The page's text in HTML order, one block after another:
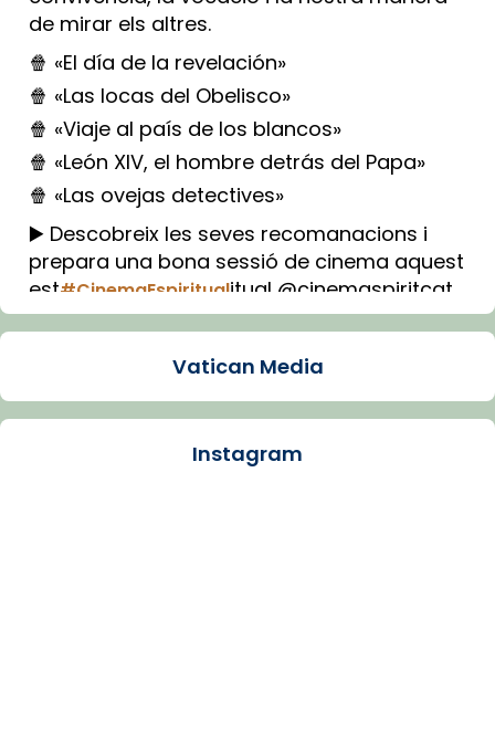
de mirar els altres.
🍿 «El día de la revelación»
🍿 «Las locas del Obelisco»
🍿 «Viaje al país de los blancos»
🍿 «León XIV, el hombre detrás del Papa»
🍿 «Las ovejas detectives»
▶️ Descobreix les seves recomanacions i
prepara una bona sessió de cinema aquest
est#CinemaEspiritualitual @cinemaspiritcat
Imatge: Generada amb IA (OpenAI)
Arquebisbat de Barcelona
Vatican Media
Instagram